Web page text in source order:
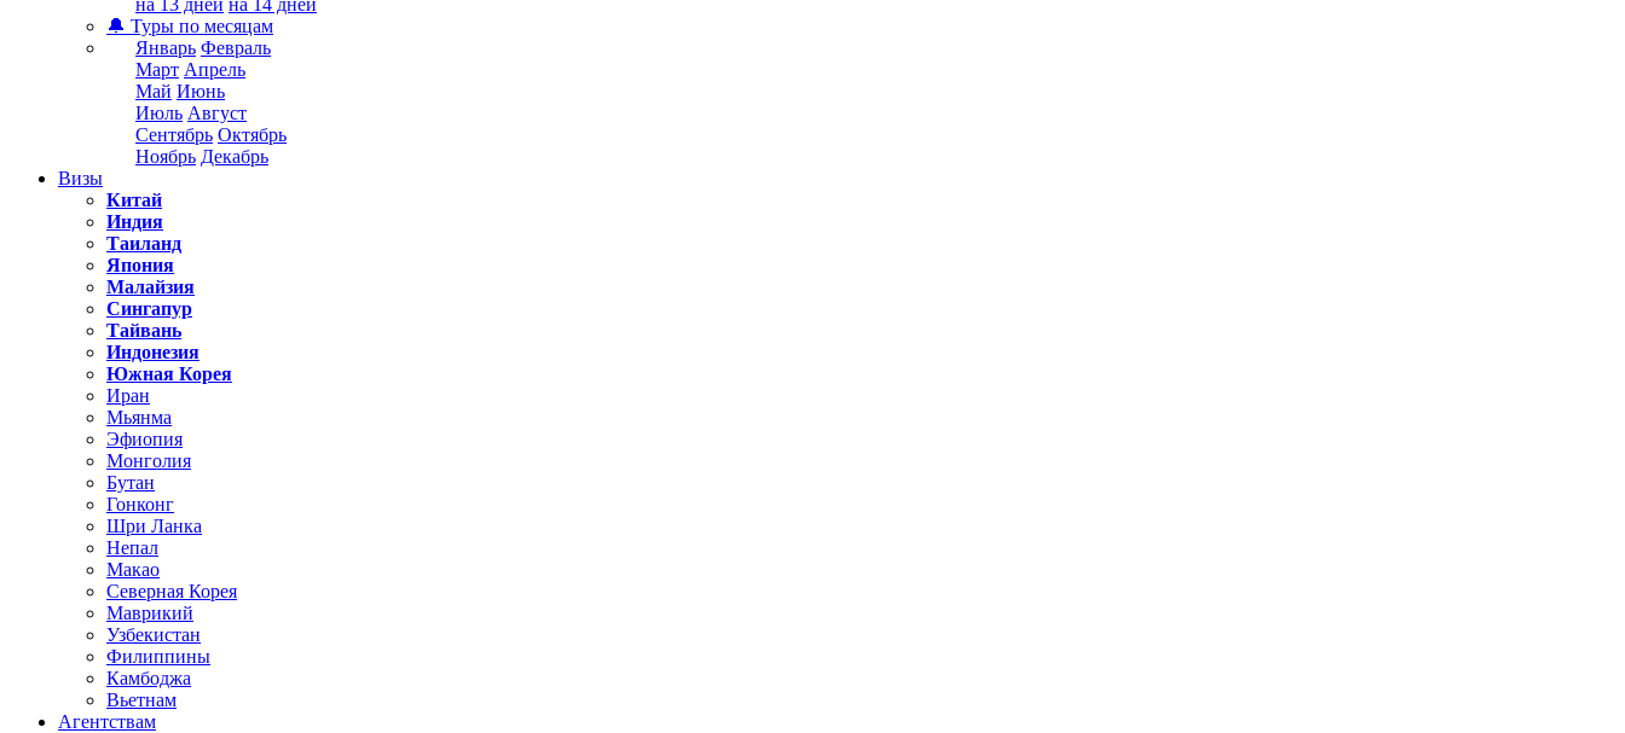
на 13 дней на 14 дней
🔔 Туры по месяцам
Январь Февраль
Март Апрель
Май Июнь
Июль Август
Сентябрь Октябрь
Ноябрь Декабрь
Визы
Китай
Индия
Таиланд
Япония
Малайзия
Сингапур
Тайвань
Индонезия
Южная Корея
Иран
Мьянма
Эфиопия
Монголия
Бутан
Гонконг
Шри Ланка
Непал
Макао
Северная Корея
Маврикий
Узбекистан
Филиппины
Камбоджа
Вьетнам
Агентствам